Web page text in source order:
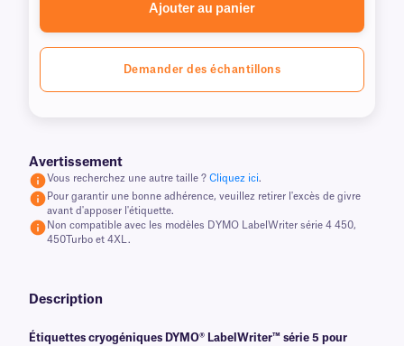
Ajouter au panier
Demander des échantillons
Avertissement
Vous recherchez une autre taille ? Cliquez ici.
Pour garantir une bonne adhérence, veuillez retirer l'excès de givre
avant d'apposer l'étiquette.
Non compatible avec les modèles DYMO LabelWriter série 4 450,
450Turbo et 4XL.
Description
Étiquettes cryogéniques DYMO® LabelWriter™ série 5 pour